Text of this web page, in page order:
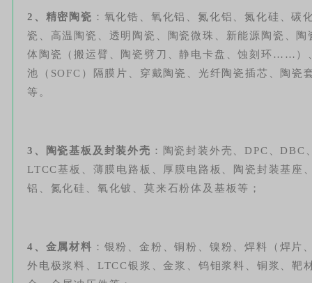
2、精密陶瓷 ：氧化锆、氧化铝、氮化铝、氮化硅、碳
瓷、高温陶瓷、透明陶瓷、陶瓷微珠、新能源陶瓷、
体陶瓷（搬运臂、陶瓷劈刀、静电卡盘、蚀刻环……）
池（ SOFC ）隔膜片、穿戴陶瓷、光纤陶瓷插芯、陶瓷
等。
3、陶瓷基板及封装外壳 ：陶瓷封装外壳、DPC、 DBC
LTCC基板、薄膜电路板、厚膜电路板、陶瓷封装基座
铝、氮化硅、氧化铍、莫来石粉体及基板等；
4、金属材料 ：银粉、金粉、铜粉、镍粉、焊料（焊片
外电极浆料、LTCC银浆、金浆、钨钼浆料、铜浆、靶